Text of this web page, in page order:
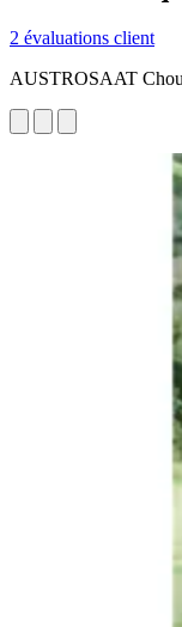
2 évaluations client
AUSTROSAAT